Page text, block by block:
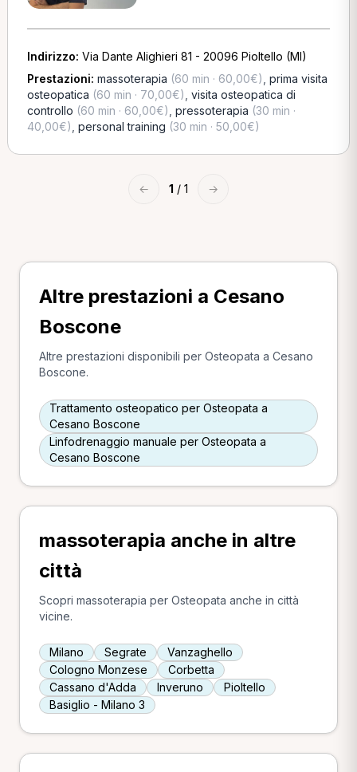
Indirizzo: Via Dante Alighieri 81 - 20096 Pioltello (MI)
Prestazioni: massoterapia (60 min · 60,00€) prima visita
osteopatica (60 min · 70,00€) visita osteopatica di
controllo (60 min · 60,00€) pressoterapia (30 min ·
40,00€) personal training (30 min · 50,00€)
← 1 / 1 →
Altre prestazioni a Cesano
Boscone
Altre prestazioni disponibili per Osteopata a Cesano
Boscone.
Trattamento osteopatico per Osteopata a
Cesano Boscone
Linfodrenaggio manuale per Osteopata a
Cesano Boscone
massoterapia anche in altre
città
Scopri massoterapia per Osteopata anche in città
vicine.
Milano Segrate
Vanzaghello
Cologno Monzese
Corbetta
Cassano d'Adda
Inveruno
Pioltello
Basiglio - Milano 3